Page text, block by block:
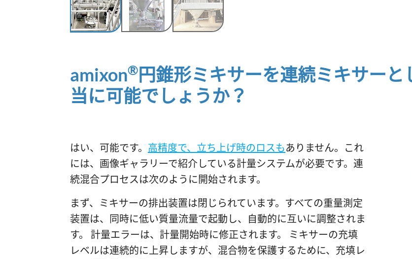
amixon® 円錐形ミキサーを連続ミキサー
当に可能でしょうか？
はい、可能です。 高精度で、立ち上げ時のロスもありません。これ
には、画像ギャラリーで紹介している計量システムが必要です。連
続混合プロセスは次のように開始されます。
まず、ミキサーの排出装置は閉じられています。すべての重量測定
装置は、同時に低い質量流量で起動し、自動的に互いに調整されま
す。 計量エラーは、計量開始時に修正されます。 ミキサーの充填
レベルは連続的に上昇しますが、混合物を保護するために、充填レ